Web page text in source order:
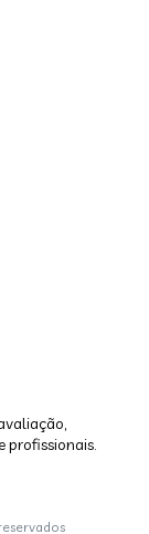
profissionais.